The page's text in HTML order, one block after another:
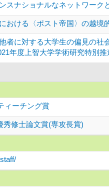
スナショナルなネットワーク
おける〈ポスト帝国〉の越境
者に対する大学生の偏見の
年度上智大学学術研究特別推
ィーチング賞
秀修士論文賞(専攻長賞)